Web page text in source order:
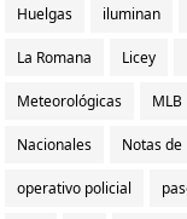
Huelgas iluminan
La Romana Licey
Meteorológicas MLB
Nacionales Notas de
operativo policial